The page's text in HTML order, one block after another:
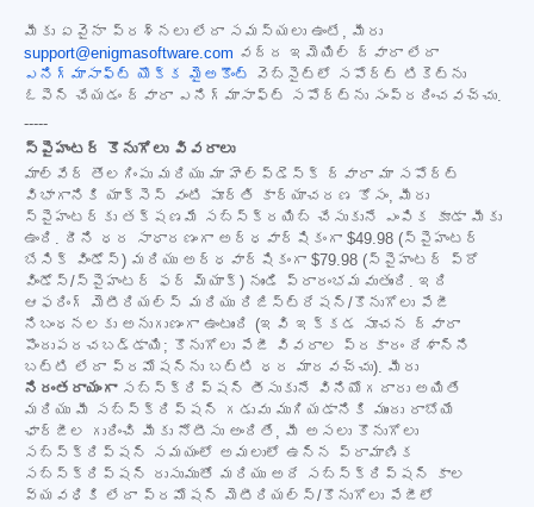
మీకు ఏవైనా ప్రశ్నలు లేదా సమస్యలు ఉంటే, మీరు
support@enigmasoftware.com వద్ద ఇమెయిల్ ద్వారా లేదా
ఎనిగ్మాసాఫ్ట్ యొక్క మైఅకౌంట్
వెబ్‌సైట్‌లో సపోర్ట్ టికెట్‌ను
ఓపెన్ చేయడం ద్వారా ఎనిగ్మాసాఫ్ట్ సపోర్ట్‌ను సంప్రదించవచ్చు.
-----
స్పైహంటర్ కొనుగోలు వివరాలు
మాల్‌వేర్ తొలగింపు మరియు మా హెల్ప్‌డెస్క్ ద్వారా మా సపోర్ట్
విభాగానికి యాక్సెస్ వంటి పూర్తి కార్యాచరణ కోసం, మీరు
స్పైహంటర్‌కు తక్షణమే సబ్‌స్క్రయిబ్ చేసుకునే ఎంపిక కూడా మీకు
ఉంది. దీని ధర సాధారణంగా అర్ధవార్షికంగా $49.98 (స్పైహంటర్
బేసిక్ విండోస్) మరియు అర్ధవార్షికంగా $79.98 (స్పైహంటర్ ప్రో
విండోస్/స్పైహంటర్ ఫర్ మ్యాక్) నుండి ప్రారంభమవుతుంది. ఇది
ఆఫరింగ్ మెటీరియల్స్ మరియు రిజిస్ట్రేషన్/కొనుగోలు పేజీ
నిబంధనలకు అనుగుణంగా ఉంటుంది (ఇవి ఇక్కడ సూచన ద్వారా
పొందుపరచబడ్డాయి; కొనుగోలు పేజీ వివరాల ప్రకారం దేశాన్ని
బట్టి లేదా ప్రమోషన్‌ను బట్టి ధర మారవచ్చు). మీరు
నిరంతరాయంగాసబ్‌స్క్రిప్షన్ తీసుకునే వినియోగదారు అయితే
మరియు మీ సబ్‌స్క్రిప్షన్ గడువు ముగియడానికి ముందు రాబోయే
ఛార్జీల గురించి మీకు నోటీసు అందితే, మీ అసలు కొనుగోలు
సబ్‌స్క్రిప్షన్ సమయంలో అమలులో ఉన్న ప్రామాణిక
సబ్‌స్క్రిప్షన్ రుసుముతో మరియు అదే సబ్‌స్క్రిప్షన్ కాల
వ్యవధికి లేదా ప్రమోషన్ మెటీరియల్స్/కొనుగోలు పేజీలో